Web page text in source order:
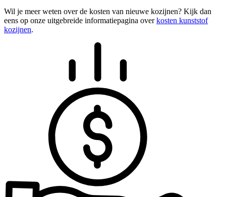
Wil je meer weten over de kosten van nieuwe kozijnen? Kijk dan
eens op onze uitgebreide informatiepagina overkosten kunststof
kozijnen.